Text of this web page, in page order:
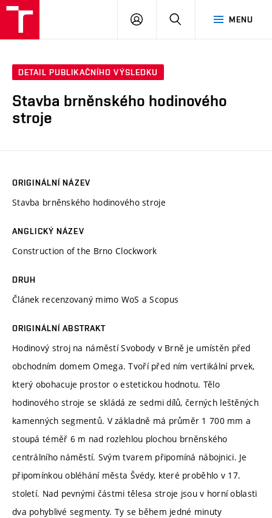
MENU
PŘIHLÁSIT
DETAIL PUBLIKAČNÍHO VÝSLEDKU
Stavba brněnského hodinového
stroje
ORIGINÁLNÍ NÁZEV
Stavba brněnského hodinového stroje
ANGLICKÝ NÁZEV
Construction of the Brno Clockwork
DRUH
Článek recenzovaný mimo WoS a Scopus
ORIGINÁLNÍ ABSTRAKT
Hodinový stroj na náměstí Svobody v Brně je umístěn před
obchodním domem Omega. Tvoří před ním vertikální prvek,
který obohacuje prostor o estetickou hodnotu. Tělo
hodinového stroje se skládá ze sedmi dílů, černých leštěných
kamenných segmentů. V základně má průměr 1 700 mm a
stoupá téměř 6 m nad rozlehlou plochou brněnského
centrálního náměstí. Svým tvarem připomíná nábojnici. Je
připomínkou obléhání města Švédy, které proběhlo v 17.
století. Nad pevnými částmi tělesa stroje jsou v horní oblasti
dva pohyblivé segmenty. Ty se během jedné minuty